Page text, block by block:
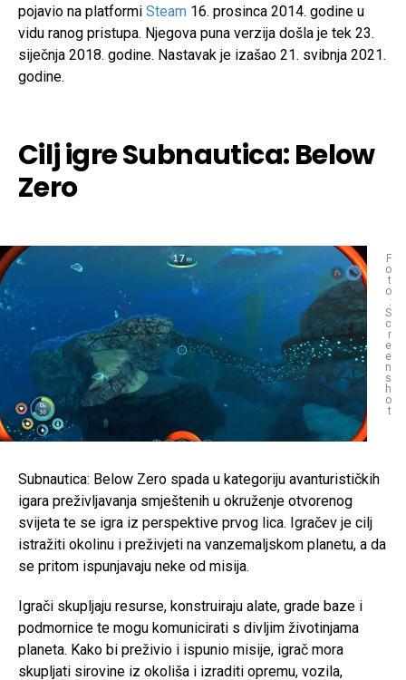
pojavio na platformi Steam 16. prosinca 2014. godine u
vidu ranog pristupa. Njegova puna verzija došla je tek 23.
siječnja 2018. godine. Nastavak je izašao 21. svibnja 2021.
godine.
Cilj igre Subnautica: Below
Zero
F
o
t
o
:
S
c
r
e
e
n
s
h
o
t
Subnautica: Below Zero spada u kategoriju avanturističkih
igara preživljavanja smještenih u okruženje otvorenog
svijeta te se igra iz perspektive prvog lica. Igračev je cilj
istražiti okolinu i preživjeti na vanzemaljskom planetu, a da
se pritom ispunjavaju neke od misija.
Igrači skupljaju resurse, konstruiraju alate, grade baze i
podmornice te mogu komunicirati s divljim životinjama
planeta. Kako bi preživio i ispunio misije, igrač mora
skupljati sirovine iz okoliša i izraditi opremu, vozila,